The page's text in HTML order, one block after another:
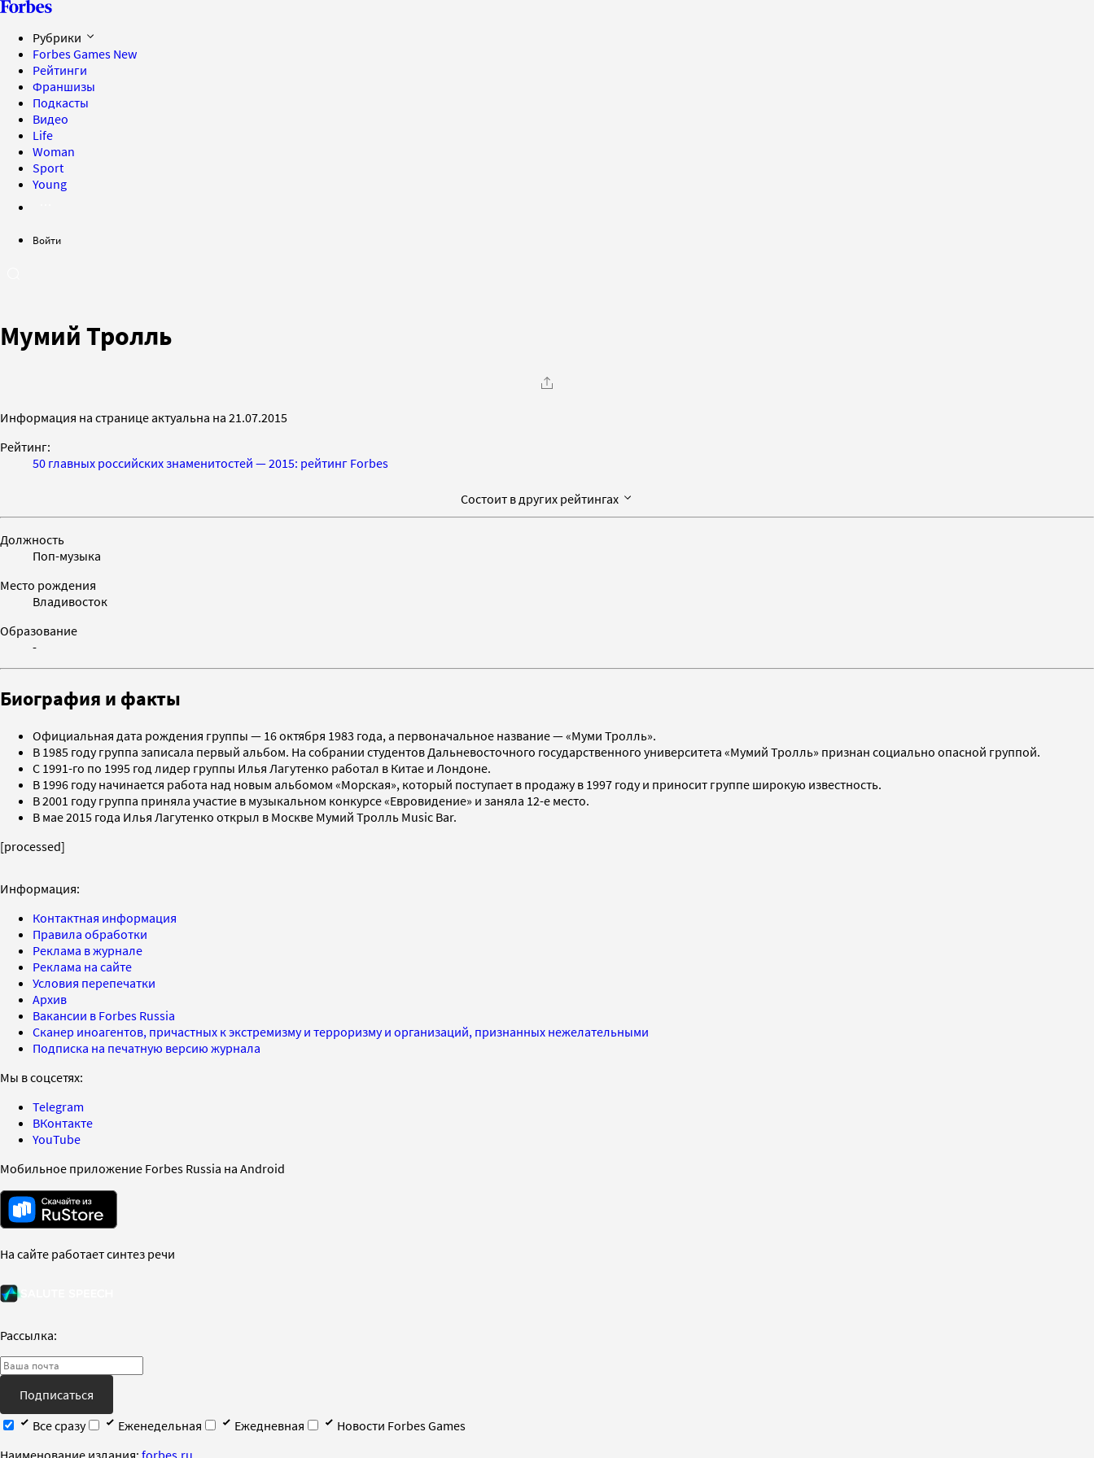
Рубрики
Forbes Games New
Рейтинги
Франшизы
Подкасты
Видео
Life
Woman
Sport
Young
Войти
Мумий Тролль
Информация на странице актуальна на 21.07.2015
Рейтинг:
50 главных российских знаменитостей — 2015: рейтинг Forbes
Состоит в других рейтингах
Должность
Поп-музыка
Место рождения
Владивосток
Образование
-
Биография и факты
Официальная дата рождения группы — 16 октября 1983 года, а первоначальное название — «Муми Тролль».
В 1985 году группа записала первый альбом. На собрании студентов Дальневосточного государственного университета «Мумий Тролль» признан социально опасной группой.
С 1991-го по 1995 год лидер группы Илья Лагутенко работал в Китае и Лондоне.
В 1996 году начинается работа над новым альбомом «Морская», который поступает в продажу в 1997 году и приносит группе широкую известность.
В 2001 году группа приняла участие в музыкальном конкурсе «Евровидение» и заняла 12-е место.
В мае 2015 года Илья Лагутенко открыл в Москве Мумий Тролль Music Bar.
[processed]
Информация:
Контактная информация
Правила обработки
Реклама в журнале
Реклама на сайте
Условия перепечатки
Архив
Вакансии в Forbes Russia
Сканер иноагентов, причастных к экстремизму и терроризму и организаций, признанных нежелательными
Подписка на печатную версию журнала
Мы в соцсетях:
Telegram
ВКонтакте
YouTube
Мобильное приложение Forbes Russia на Android
На сайте работает синтез речи
Рассылка:
Подписаться
Все сразу
Еженедельная Ежедневная
Новости Forbes Games
Наименование издания: forbes.ru